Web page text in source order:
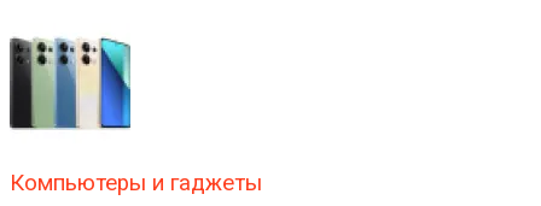
Компьютеры и гаджеты